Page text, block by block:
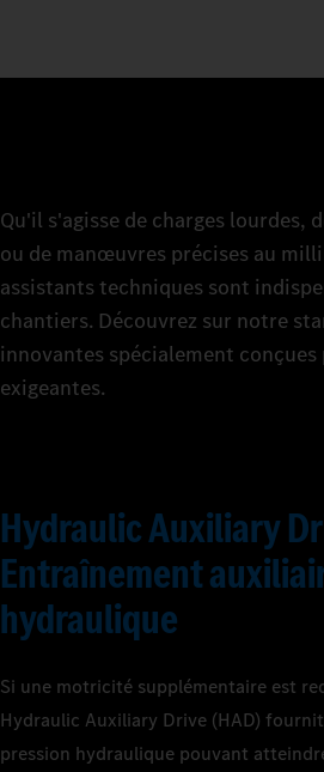
Qu'il s'agisse de charges lourdes,
ou de manœuvres précises au
assistants techniques sont
chantiers. Découvrez sur notre
innovantes spécialement
exigeantes.
Hydraulic Auxiliary
Entraînement
hydraulique
Si une motricité supplémentaire est
Hydraulic Auxiliary Drive (HAD)
pression hydraulique pouvant